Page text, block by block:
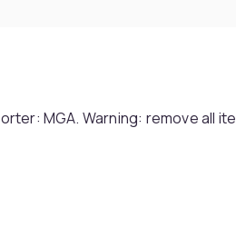
MGA. Warning: remove all